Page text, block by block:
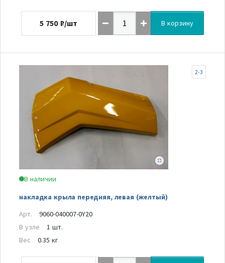
5 750 ₽/шт В корзину
В наличии
накладка крыла передняя, левая (желтый)
2-3
Арт.
9060-040007-0Y20
В узле
1 шт.
Вес
0.35 кг